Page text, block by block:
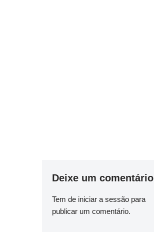
Deixe um comentário
Tem de iniciar a sessão para
publicar um comentário.